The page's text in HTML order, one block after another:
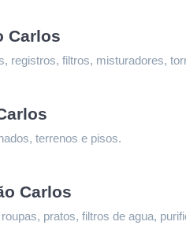
Carlos
registros, filtros, misturadores,
terrenos e pisos.
Carlos
pratos, filtros de agua,